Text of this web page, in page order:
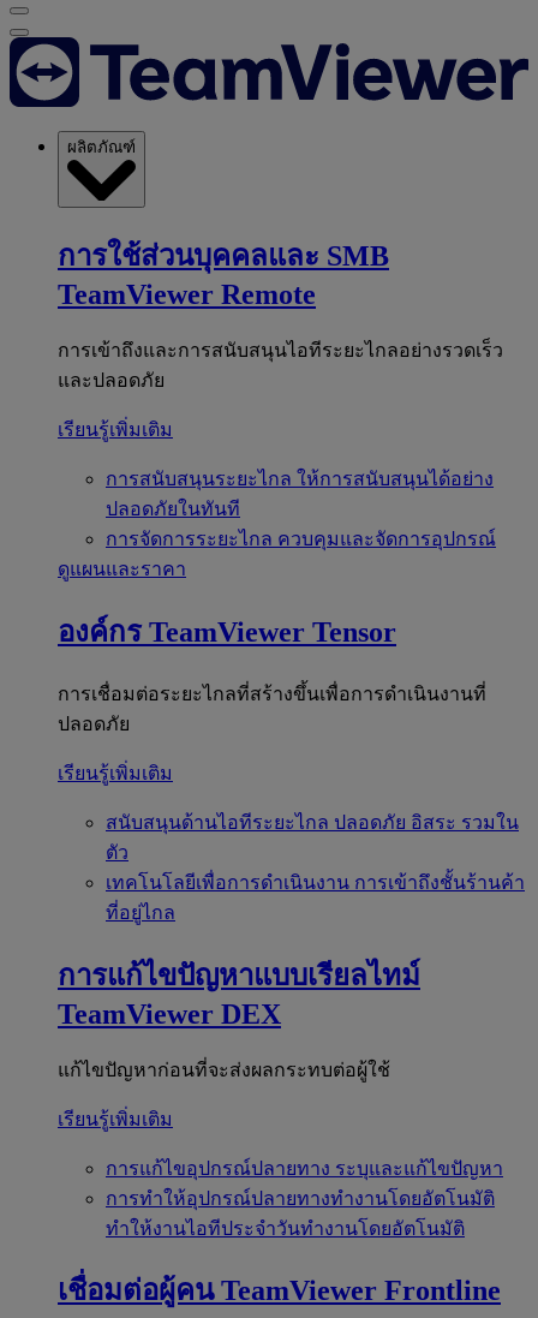
ผลิตภัณฑ์
การใช้ส่วนบุคคลและ SMB
TeamViewer Remote
การเข้าถึงและการสนับสนุนไอทีระยะไกลอย่างรวดเร็ว
และปลอดภัย
เรียนรู้เพิ่มเติม
การสนับสนุนระยะไกล ให้การสนับสนุนได้อย่าง
ปลอดภัยในทันที
การจัดการระยะไกล ควบคุมและจัดการอุปกรณ์
ดูแผนและราคา
องค์กร TeamViewer Tensor
การเชื่อมต่อระยะไกลที่สร้างขึ้นเพื่อการดำเนินงานที่
ปลอดภัย
เรียนรู้เพิ่มเติม
สนับสนุนด้านไอทีระยะไกล ปลอดภัย อิสระ รวมใน
ตัว
เทคโนโลยีเพื่อการดำเนินงาน การเข้าถึงชั้นร้านค้า
ที่อยู่ไกล
การแก้ไขปัญหาแบบเรียลไทม์
TeamViewer DEX
แก้ไขปัญหาก่อนที่จะส่งผลกระทบต่อผู้ใช้
เรียนรู้เพิ่มเติม
การแก้ไขอุปกรณ์ปลายทาง ระบุและแก้ไขปัญหา
การทำให้อุปกรณ์ปลายทางทำงานโดยอัตโนมัติ
ทำให้งานไอทีประจำวันทำงานโดยอัตโนมัติ
เชื่อมต่อผู้คน TeamViewer Frontline